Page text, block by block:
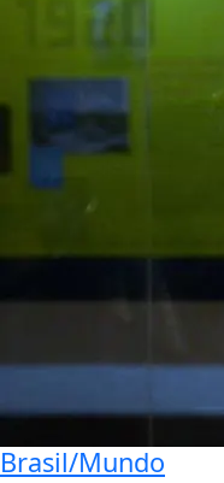
Brasil/Mundo